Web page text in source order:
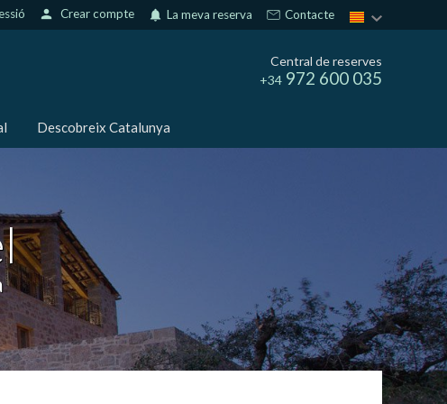
person Crear compte notifications La meva reserva Contacte
Central de reserves
+34 972 600 035
Descobreix Catalunya
activades